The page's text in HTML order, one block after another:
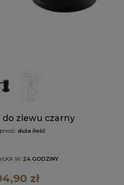
do zlewu czarny
duża ilość
W: 24 GODZINY
zł